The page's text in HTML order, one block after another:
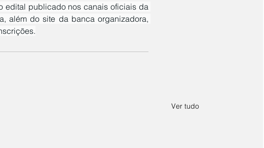
além do site da banca organizadora,
Ver tudo